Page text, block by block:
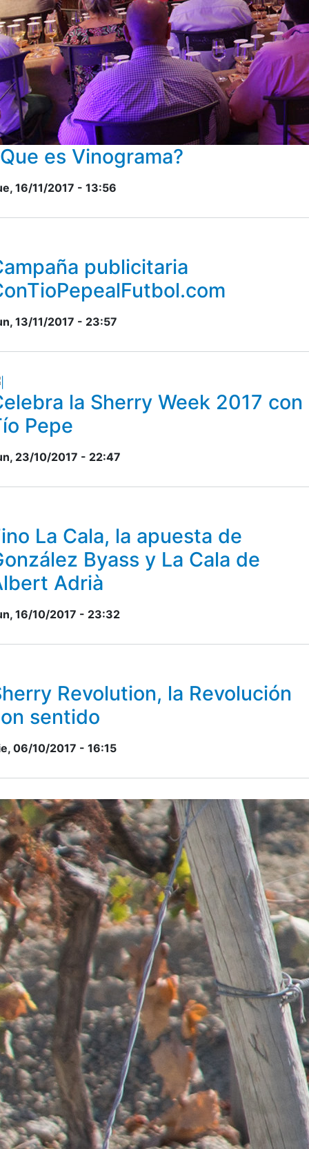
es Vinograma?
16/11/2017 - 13:56
publicitaria
13/11/2017 - 23:57
la Sherry Week 2017 con
Pepe
23/10/2017 - 22:47
La Cala, la apuesta de
Byass y La Cala de
Adrià
16/10/2017 - 23:32
Revolution, la Revolución
sentido
06/10/2017 - 16:15